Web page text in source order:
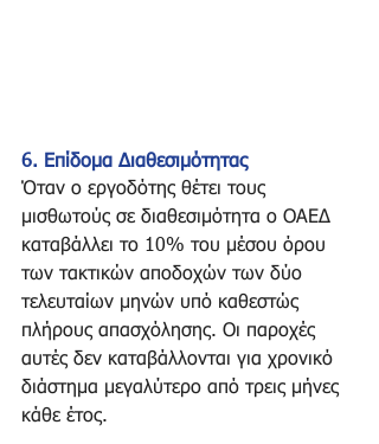
6. Επίδομα Διαθεσιμότητας
Όταν ο εργοδότης θέτει τους
μισθωτούς σε διαθεσιμότητα ο ΟΑΕΔ
καταβάλλει το 10% του μέσου όρου
των τακτικών αποδοχών των δύο
τελευταίων μηνών υπό καθεστώς
πλήρους απασχόλησης. Οι παροχές
αυτές δεν καταβάλλονται για χρονικό
διάστημα μεγαλύτερο από τρεις μήνες
κάθε έτος.